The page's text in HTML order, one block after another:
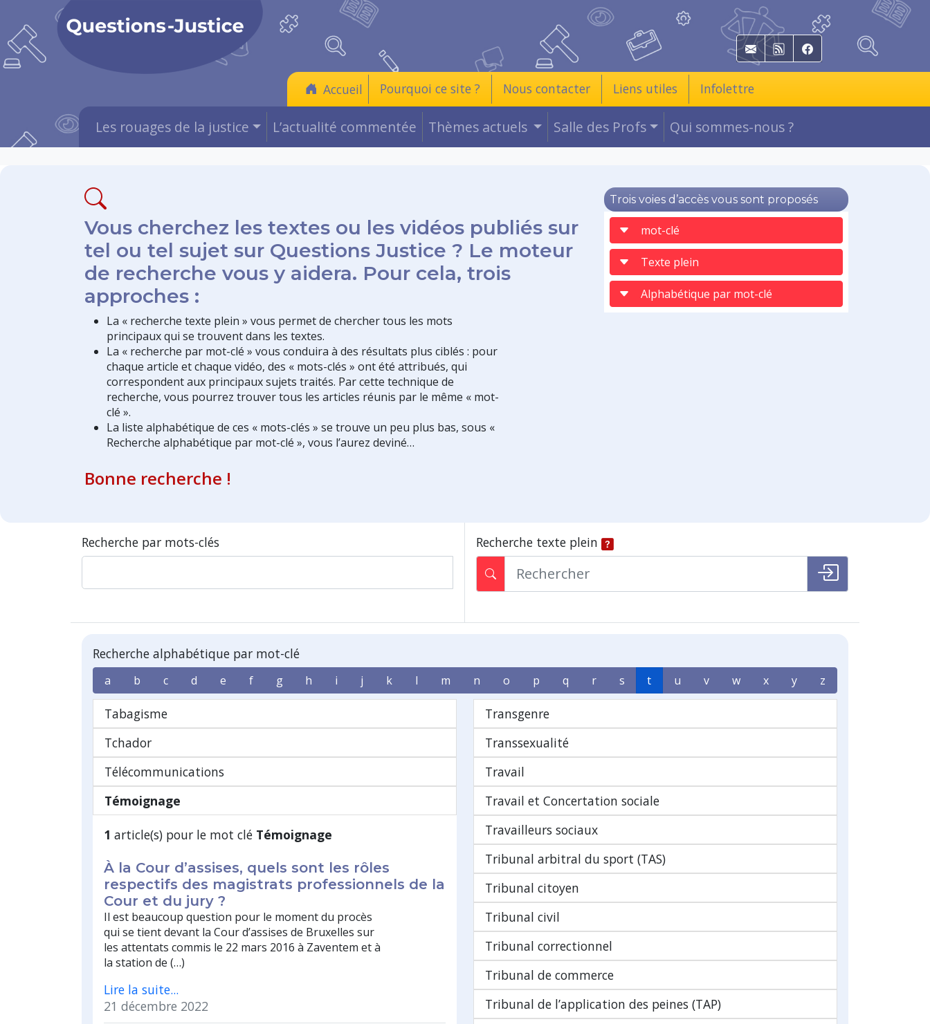
E-mail RSS Facebook
Accueil Pourquoi ce site ? Nous contacter Liens utiles Infolettre
Les rouages de la justice L’actualité commentée Thèmes actuels Salle des Profs Qui sommes-nous ?
Vous cherchez les textes ou les vidéos publiés sur
tel ou tel sujet sur Questions Justice ? Le moteur
de recherche vous y aidera. Pour cela, trois
approches :
La « recherche texte plein » vous permet de chercher tous les mots
principaux qui se trouvent dans les textes.
La « recherche par mot-clé » vous conduira à des résultats plus ciblés : pour
chaque article et chaque vidéo, des « mots-clés » ont été attribués, qui
correspondent aux principaux sujets traités. Par cette technique de
recherche, vous pourrez trouver tous les articles réunis par le même « mot-
clé ».
La liste alphabétique de ces « mots-clés » se trouve un peu plus bas, sous «
Recherche alphabétique par mot-clé », vous l’aurez deviné…
Bonne recherche !
Trois voies d’accès vous sont proposés
mot-clé
Texte plein
Alphabétique par mot-clé
Recherche par mots-clés Recherche texte plein
Recherche alphabétique par mot-clé
a b c d e f g h i j k l m n o p q r s t u v w x y z
Tabagisme
Tchador
Télécommunications
Témoignage
1 article(s) pour le mot clé Témoignage
À la Cour d’assises, quels sont les rôles
respectifs des magistrats professionnels de la
Cour et du jury ?
Il est beaucoup question pour le moment du procès
qui se tient devant la Cour d’assises de Bruxelles sur
les attentats commis le 22 mars 2016 à Zaventem et à
la station de (…)
Lire la suite...
21 décembre 2022
Transgenre
Transsexualité
Travail
Travail et Concertation sociale
Travailleurs sociaux
Tribunal arbitral du sport (TAS)
Tribunal citoyen
Tribunal civil
Tribunal correctionnel
Tribunal de commerce
Tribunal de l’application des peines (TAP)